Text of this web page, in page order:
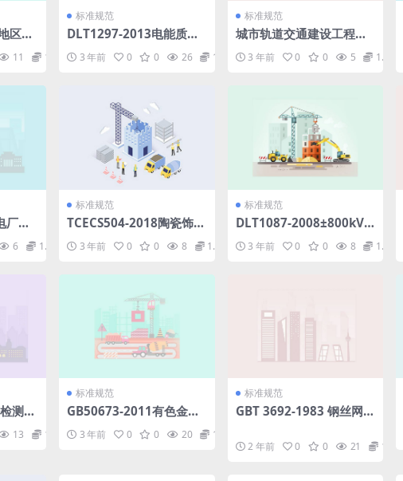
区居
.pdf
11 1.98
标准规范
DLT1297-2013电能质量
监测系统技术规范.pdf
3 年前 0 0 26 1.98
标准规范
城市轨道交通建设工程验
收管理暂行办法（全）.do
cx3 年前 0 0 5 1.98
厂高
6 1.98
标准规范
TCECS504-2018陶瓷饰面
3 年前 0 0 8 1.98
标准规范
DLT1087-2008±800kV
备抗扰度要求.pdf
3 年前 0 0 8 1.98
测与
13 1.98
标准规范
GB50673-2011有色金属
冶炼厂电力设计规范(非正
式版).pdf
3 年前 0 0 20 1.98
标准规范
GBT 3692-1983 钢丝网水
f 2 年前 0 0 21 1.98